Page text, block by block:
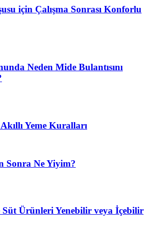
için Çalışma Sonrası Konforlu
Neden Mide Bulantısını
Yeme Kuralları
Sonra Ne Yiyim?
Süt Ürünleri Yenebilir veya İçebilir